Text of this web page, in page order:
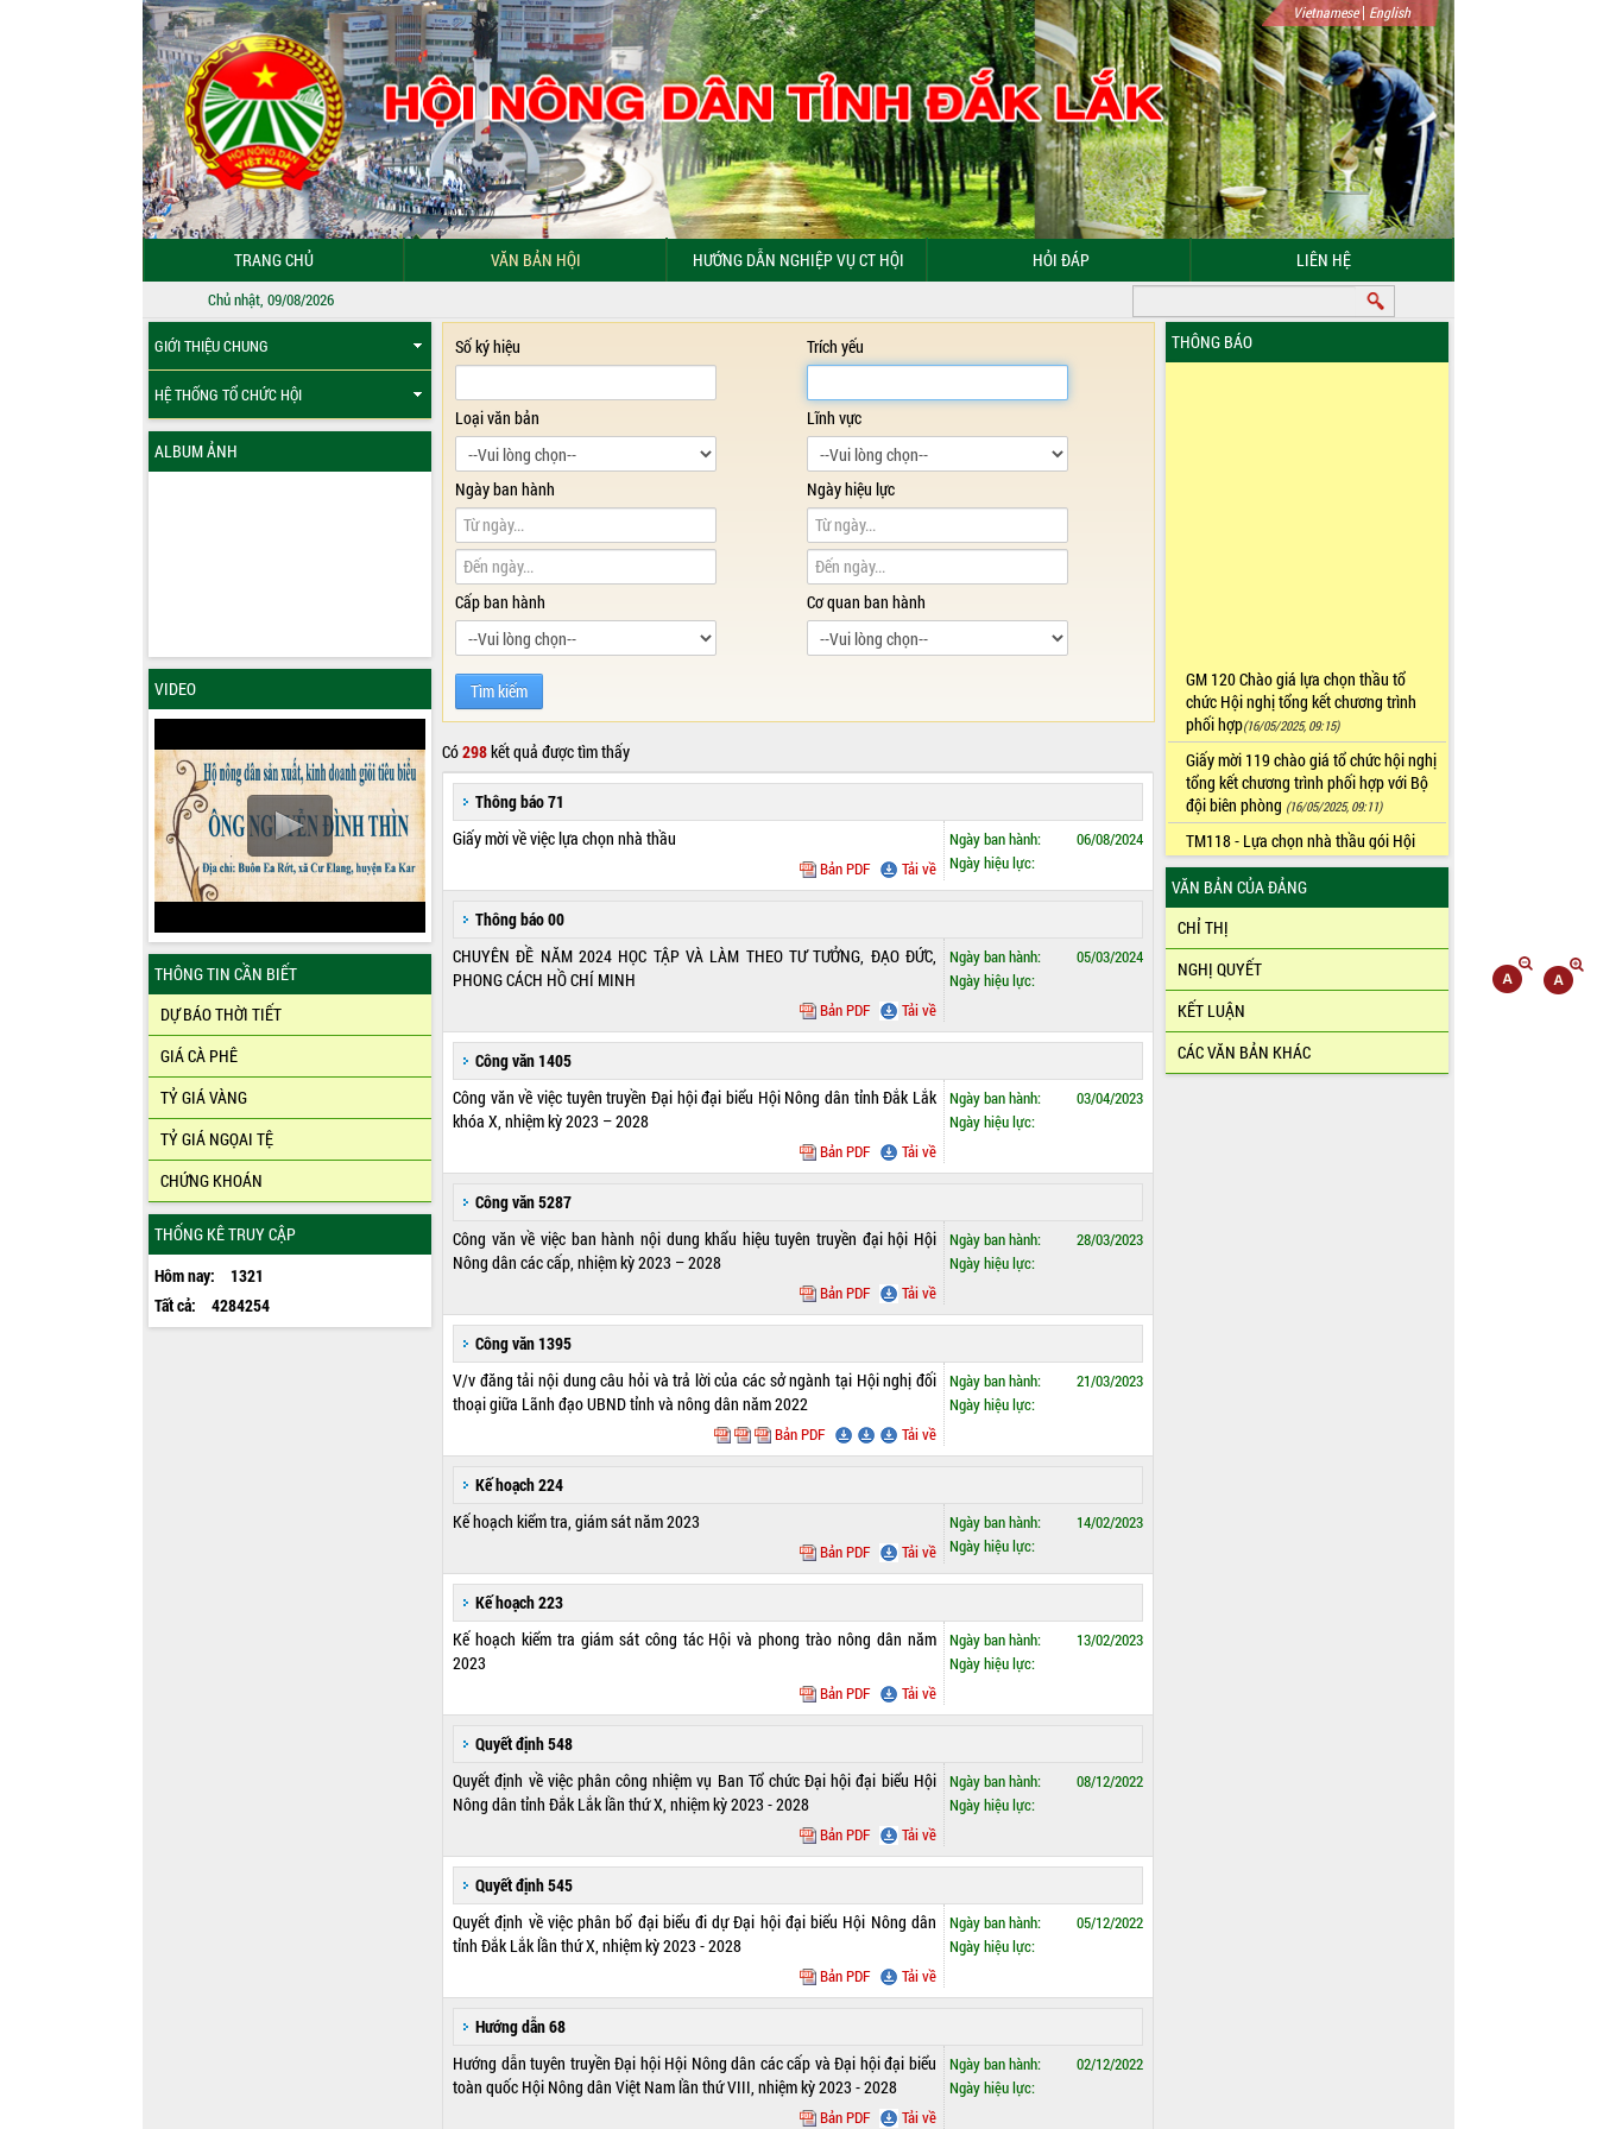
Vietnamese| English
TRANG CHỦ VĂN BẢN HỘI HƯỚNG DẪN NGHIỆP VỤ CT HỘI HỎI ĐÁP LIÊN HỆ
Chủ nhật, 09/08/2026
GIỚI THIỆU CHUNG
HỆ THỐNG TỔ CHỨC HỘI
ALBUM ẢNH
VIDEO
THÔNG TIN CẦN BIẾT
DỰ BÁO THỜI TIẾT
GIÁ CÀ PHÊ
TỶ GIÁ VÀNG
TỶ GIÁ NGỌAI TỆ
CHỨNG KHOÁN
THỐNG KÊ TRUY CẬP
Hôm nay:
1321
Tất cả:
4284254
Số ký hiệu Trích yếu
Loại văn bản Lĩnh vực
Ngày ban hành Ngày hiệu lực
Cấp ban hành Cơ quan ban hành
Có298kết quả được tìm thấy
Thông báo 71
Giấy mời về việc lựa chọn nhà thầu
Bản PDF Tải về
Ngày ban hành:
06/08/2024
Ngày hiệu lực:
Thông báo 00
CHUYÊN ĐỀ NĂM 2024 HỌC TẬP VÀ LÀM THEO TƯ TƯỞNG, ĐẠO ĐỨC,
PHONG CÁCH HỒ CHÍ MINH
Bản PDF Tải về
Ngày ban hành:
05/03/2024
Ngày hiệu lực:
Công văn 1405
Công văn về việc tuyên truyền Đại hội đại biểu Hội Nông dân tỉnh Đắk Lắk
khóa X, nhiệm kỳ 2023 – 2028
Bản PDF Tải về
Ngày ban hành:
03/04/2023
Ngày hiệu lực:
Công văn 5287
Công văn về việc ban hành nội dung khẩu hiệu tuyên truyền đại hội Hội
Nông dân các cấp, nhiệm kỳ 2023 – 2028
Bản PDF Tải về
Ngày ban hành:
28/03/2023
Ngày hiệu lực:
Công văn 1395
V/v đăng tải nội dung câu hỏi và trả lời của các sở ngành tại Hội nghị đối
thoại giữa Lãnh đạo UBND tỉnh và nông dân năm 2022
Bản PDF Tải về
Ngày ban hành:
21/03/2023
Ngày hiệu lực:
Kế hoạch 224
Kế hoạch kiểm tra, giám sát năm 2023
Bản PDF Tải về
Ngày ban hành:
14/02/2023
Ngày hiệu lực:
Kế hoạch 223
Kế hoạch kiểm tra giám sát công tác Hội và phong trào nông dân năm
2023
Bản PDF Tải về
Ngày ban hành:
13/02/2023
Ngày hiệu lực:
Quyết định 548
Quyết định về việc phân công nhiệm vụ Ban Tổ chức Đại hội đại biểu Hội
Nông dân tỉnh Đắk Lắk lần thứ X, nhiệm kỳ 2023 - 2028
Bản PDF Tải về
Ngày ban hành:
08/12/2022
Ngày hiệu lực:
Quyết định 545
Quyết định về việc phân bổ đại biểu đi dự Đại hội đại biểu Hội Nông dân
tỉnh Đắk Lắk lần thứ X, nhiệm kỳ 2023 - 2028
Bản PDF Tải về
Ngày ban hành:
05/12/2022
Ngày hiệu lực:
Hướng dẫn 68
Hướng dẫn tuyên truyền Đại hội Hội Nông dân các cấp và Đại hội đại biểu
toàn quốc Hội Nông dân Việt Nam lần thứ VIII, nhiệm kỳ 2023 - 2028
Bản PDF Tải về
Ngày ban hành:
02/12/2022
Ngày hiệu lực:
THÔNG BÁO
chức Hội nghị tổng kết chương trình
phối hợp (16/05/2025, 09:15)
Giấy mời 119 chào giá tổ chức hội nghị
tổng kết chương trình phối hợp với Bộ
đội biên phòng(16/05/2025, 09:11)
TM118 - Lựa chọn nhà thầu gói Hội
trường, nước uống, ăn cơm HNTK
(12/05/2025, 15:46)
Thư mời 116 về gói thầu thuê hội
trường
Thư mời số 115 về gói thầu xây dựng
phóng sự trình chiếu tại Hội thảo
(28/02/2025, 14:43)
VĂN BẢN CỦA ĐẢNG
CHỈ THỊ
NGHỊ QUYẾT
KẾT LUẬN
CÁC VĂN BẢN KHÁC